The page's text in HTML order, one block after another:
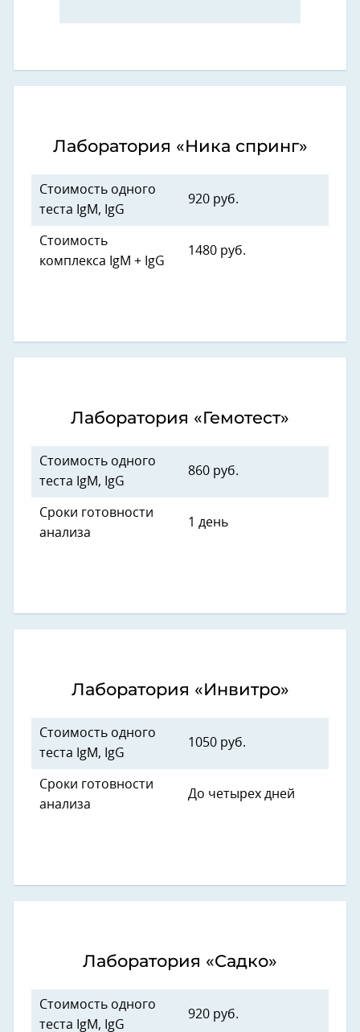
Лаборатория «Ника спринг»
Стоимость одного
теста IgM, IgG
920 руб.
Стоимость
комплекса IgM + IgG
1480 руб.
Лаборатория «Гемотест»
Стоимость одного
теста IgM, IgG
860 руб.
Сроки готовности
анализа
1 день
Лаборатория «Инвитро»
Стоимость одного
теста IgM, IgG
1050 руб.
Сроки готовности
анализа
До четырех дней
Лаборатория «Садко»
Стоимость одного
теста IgM, IgG
920 руб.